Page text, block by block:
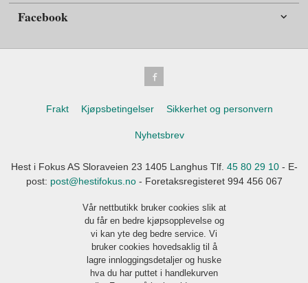
Facebook
Frakt Kjøpsbetingelser Sikkerhet og personvern
Nyhetsbrev
Hest i Fokus AS Sloraveien 23 1405 Langhus Tlf. 45 80 29 10- E-
post: post@hestifokus.no- Foretaksregisteret 994 456 067
Vår nettbutikk bruker cookies slik at
du får en bedre kjøpsopplevelse og
vi kan yte deg bedre service. Vi
bruker cookies hovedsaklig til å
lagre innloggingsdetaljer og huske
hva du har puttet i handlekurven